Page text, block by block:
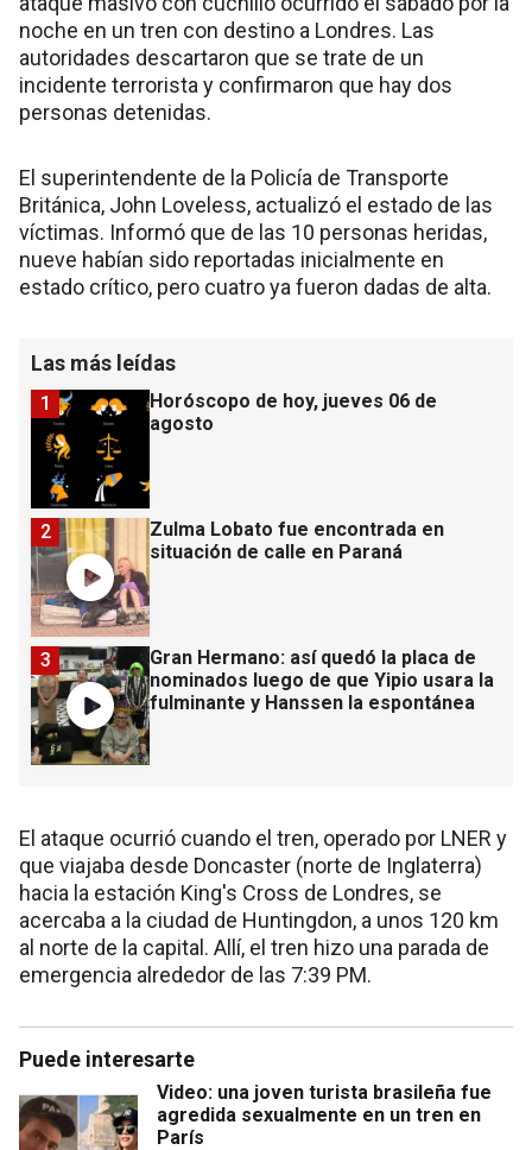
noche en un tren con destino a Londres. Las
autoridades descartaron que se trate de un
incidente terrorista y confirmaron que hay dos
personas detenidas.
El superintendente de la Policía de Transporte
Británica, John Loveless, actualizó el estado de las
víctimas. Informó que de las 10 personas heridas,
nueve habían sido reportadas inicialmente en
estado crítico, pero cuatro ya fueron dadas de alta.
Las más leídas
Horóscopo de hoy, jueves 06 de
agosto
1
Zulma Lobato fue encontrada en
situación de calle en Paraná
2
Gran Hermano: así quedó la placa de
nominados luego de que Yipio usara la
fulminante y Hanssen la espontánea
3
El ataque ocurrió cuando el tren, operado por LNER y
que viajaba desde Doncaster (norte de Inglaterra)
hacia la estación King's Cross de Londres, se
acercaba a la ciudad de Huntingdon, a unos 120 km
al norte de la capital. Allí, el tren hizo una parada de
emergencia alrededor de las 7:39 PM.
Puede interesarte
Video: una joven turista brasileña fue
agredida sexualmente en un tren en
París